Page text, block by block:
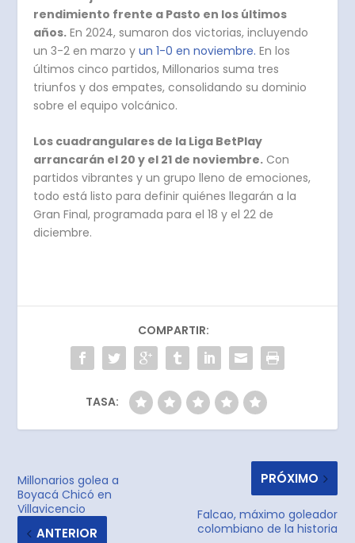
rendimiento frente a Pasto en los últimos
años. En 2024, sumaron dos victorias, incluyendo
un 3-2 en marzo yun 1-0 en noviembre. En los
últimos cinco partidos, Millonarios suma tres
triunfos y dos empates, consolidando su dominio
sobre el equipo volcánico.
Los cuadrangulares de la Liga BetPlay
arrancarán el 20 y el 21 de noviembre. Con
partidos vibrantes y un grupo lleno de emociones,
todo está listo para definir quiénes llegarán a la
Gran Final, programada para el 18 y el 22 de
diciembre.
COMPARTIR:
TASA:
Millonarios golea a
Boyacá Chicó en
Villavicencio
ANTERIOR
PRÓXIMO
Falcao, máximo goleador
colombiano de la historia